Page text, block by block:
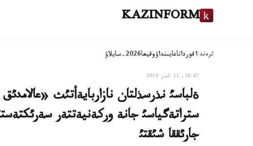
KAZINFORM
ترەند:اقورداتاعايىنداۋوقيعا2026-سايلاۋ
18:47, 11 تامىز 2010
ةلباسئ نذرسذلتان نازاربايةأتئث
ستراتةگياسئ جانة وركةنيةتتةر
جارئققا شئقتئ